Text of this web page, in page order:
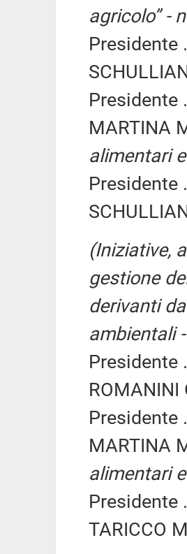
agricolo” -
Presidente
Presidente
MARTINA
alimentari
Presidente
(Iniziative,
gestione
derivanti
ambientali
Presidente
Presidente
MARTINA
alimentari
Presidente
TARICCO